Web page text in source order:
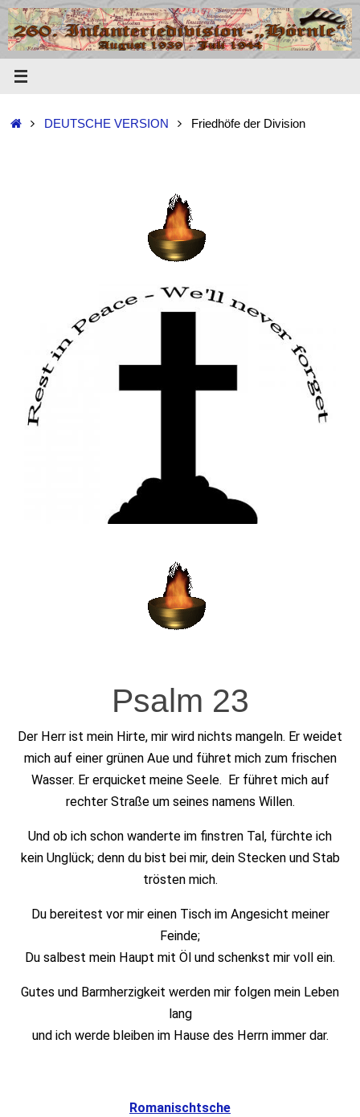
DEUTSCHE VERSION Friedhöfe der Division
Psalm 23
Der Herr ist mein Hirte, mir wird nichts mangeln. Er weidet
mich auf einer grünen Aue und führet mich zum frischen
Wasser. Er erquicket meine Seele. Er führet mich auf
rechter Straße um seines namens Willen.
Und ob ich schon wanderte im finstren Tal, fürchte ich
kein Unglück; denn du bist bei mir, dein Stecken und Stab
trösten mich.
Du bereitest vor mir einen Tisch im Angesicht meiner
Feinde;
Du salbest mein Haupt mit Öl und schenkst mir voll ein.
Gutes und Barmherzigkeit werden mir folgen mein Leben
lang
und ich werde bleiben im Hause des Herrn immer dar.
Romanischtsche